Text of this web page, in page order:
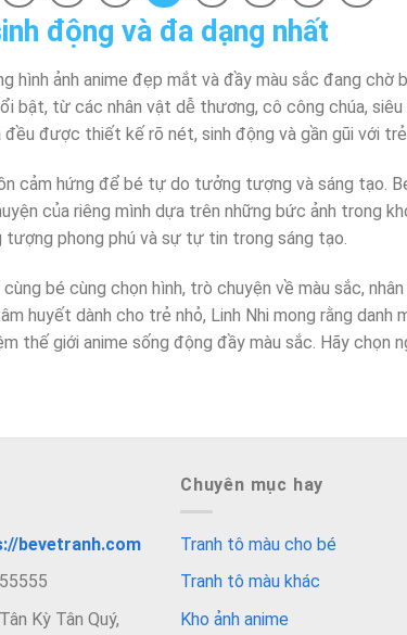
động và đa dạng nhất
hình ảnh anime đẹp mắt và đầy màu sắc đang
bật, từ các nhân vật dễ thương, cô công chúa, siêu
được thiết kế rõ nét, sinh động và gần gũi với
cảm hứng để bé tự do tưởng tượng và sáng tạo.
của riêng mình dựa trên những bức ảnh trong
phong phú và sự tự tin trong sáng tạo.
bé cùng chọn hình, trò chuyện về màu sắc,
huyết dành cho trẻ nhỏ, Linh Nhi mong rằng danh
thế giới anime sống động đầy màu sắc. Hãy chọn
bevetranh.com
Kỳ Tân Quý,
Chuyên mục hay
Tranh tô màu cho bé
Tranh tô màu khác
Kho ảnh anime